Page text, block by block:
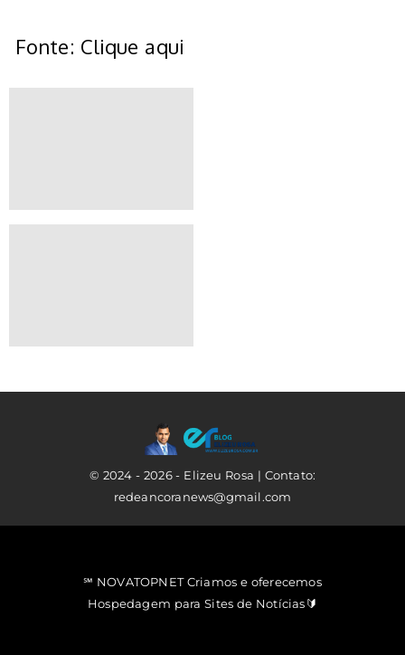
Fonte: Clique aqui
© 2024 - 2026 - Elizeu Rosa | Contato:
redeancoranews@gmail.com
℠ NOVATOPNET Criamos e oferecemos
Hospedagem para Sites de Notícias🔰